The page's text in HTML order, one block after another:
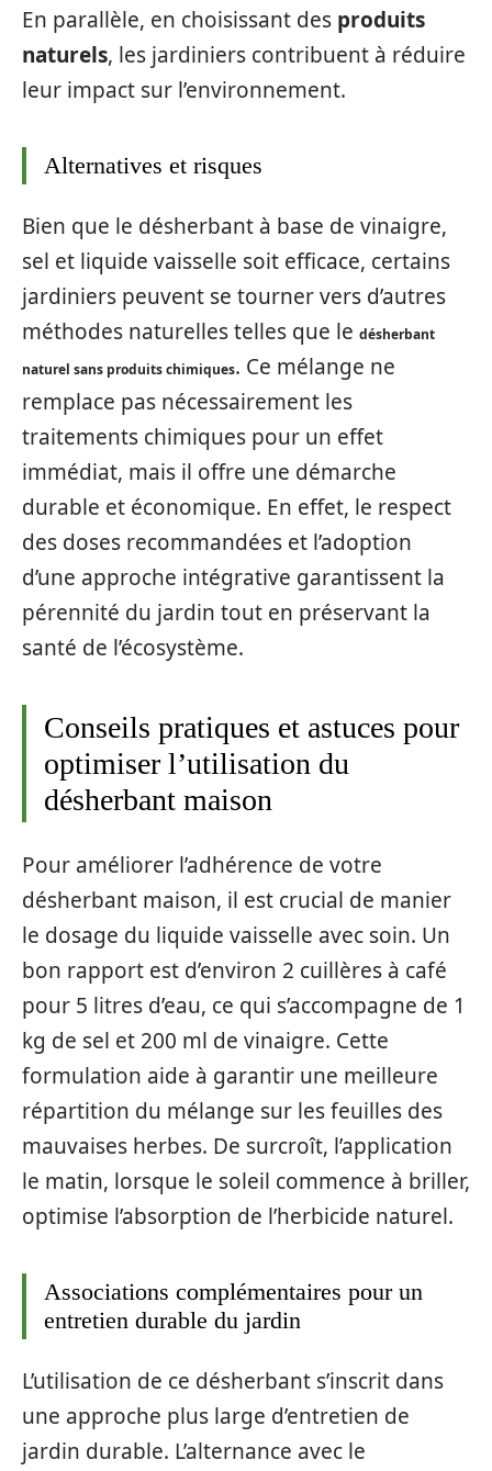
En parallèle, en choisissant des produits
naturels, les jardiniers contribuent à réduire
leur impact sur l’environnement.
Alternatives et risques
Bien que le désherbant à base de vinaigre,
sel et liquide vaisselle soit efficace, certains
jardiniers peuvent se tourner vers d’autres
méthodes naturelles telles que le désherbant
naturel sans produits chimiques. Ce mélange ne
remplace pas nécessairement les
traitements chimiques pour un effet
immédiat, mais il offre une démarche
durable et économique. En effet, le respect
des doses recommandées et l’adoption
d’une approche intégrative garantissent la
pérennité du jardin tout en préservant la
santé de l’écosystème.
Conseils pratiques et astuces pour
optimiser l’utilisation du
désherbant maison
Pour améliorer l’adhérence de votre
désherbant maison, il est crucial de manier
le dosage du liquide vaisselle avec soin. Un
bon rapport est d’environ 2 cuillères à café
pour 5 litres d’eau, ce qui s’accompagne de 1
kg de sel et 200 ml de vinaigre. Cette
formulation aide à garantir une meilleure
répartition du mélange sur les feuilles des
mauvaises herbes. De surcroît, l’application
le matin, lorsque le soleil commence à briller,
optimise l’absorption de l’herbicide naturel.
Associations complémentaires pour un
entretien durable du jardin
L’utilisation de ce désherbant s’inscrit dans
une approche plus large d’entretien de
jardin durable. L’alternance avec le